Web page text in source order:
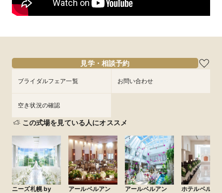
【世界が認めた料理】を体験できる大満足フェアを開
催中！
を大切に考えているお二人にとてもおすすめです！
見学・相談予約
ブライダルフェア一覧 お問い合わせ
空き状況の確認
この式場を見ている人にオススメ
ニーズ札幌 by
アールベルアン
アールベルアン
ホテルベルク